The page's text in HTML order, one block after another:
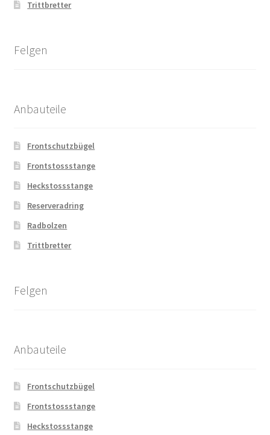
Trittbretter
Felgen
Anbauteile
Frontschutzbügel
Frontstossstange
Heckstossstange
Reserveradring
Radbolzen
Trittbretter
Felgen
Anbauteile
Frontschutzbügel
Frontstossstange
Heckstossstange